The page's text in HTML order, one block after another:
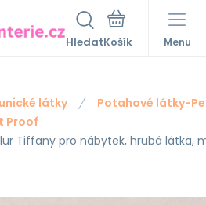
Hledat Menu
látky
Potahové látky-
Proof
Tiffany pro nábytek, hrubá látka,